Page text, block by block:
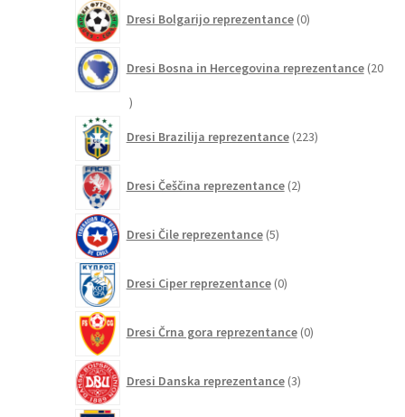
Dresi Bolgarijo reprezentance 0izdelkov
Dresi Bosna in Hercegovina reprezentance 20
20
Dresi Brazilija reprezentance 223izdelkov
Dresi Češčina reprezentance 2izdelka
Dresi Čile reprezentance 5izdelkov
Dresi Ciper reprezentance 0izdelkov
Dresi Črna gora reprezentance 0izdelkov
Dresi Danska reprezentance 3izdelki